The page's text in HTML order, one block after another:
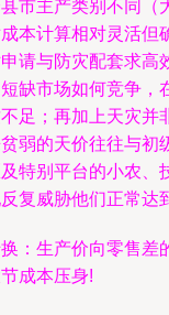
市主产类别不同（
本计算相对灵活但
请与防灾配套求高
缺市场如何竞争，
足；再加上天灾并
弱的天价往往与初
特别平台的小农、
复威胁他们正常达
：生产价向零售差
成本压身!